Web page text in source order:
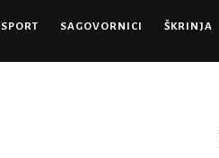
SPORT SAGOVORNICI ŠKRINJA